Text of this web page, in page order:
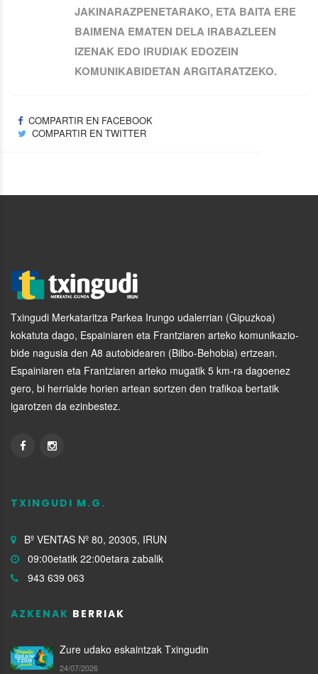
JAKINARAZPENETARAKO, ETA BAITA ERE
BAIMENA EMATEN DELA IRABAZLEEN
IZENAK EDO IRUDIAK EDOZEIN
KOMUNIKABIDETAN ARGITARATZEKO.
COMPARTIR EN FACEBOOK
COMPARTIR EN TWITTER
Txingudi Merkataritza Parkea Irungo udalerrian (Gipuzkoa)
kokatuta dago, Espainiaren eta Frantziaren arteko komunikazio-
bide nagusia den A8 autobidearen (Bilbo-Behobia) ertzean.
Espainiaren eta Frantziaren arteko mugatik 5 km-ra dagoenez
gero, bi herrialde horien artean sortzen den trafikoa bertatik
igarotzen da ezinbestez.
TXINGUDI M.G.
Bº VENTAS Nº 80, 20305, IRUN
09:00etatik 22:00etara zabalik
943 639 063
AZKENAK BERRIAK
Zure udako eskaintzak Txingudin
24/07/2026